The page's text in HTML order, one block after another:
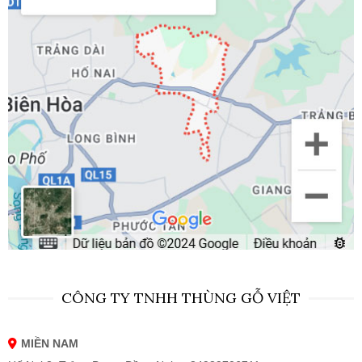
CÔNG TY TNHH THÙNG GỖ VIỆT
MIỀN NAM